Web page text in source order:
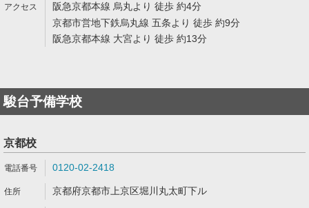
阪急京都本線 烏丸より 徒歩 約4分
京都市営地下鉄烏丸線 五条より 徒歩 約9分
阪急京都本線 大宮より 徒歩 約13分
駿台予備学校
京都校
0120-02-2418
京都府京都市上京区堀川丸太町下ル